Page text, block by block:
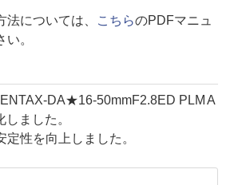
については、 こちらのPDFマニュ
。
DA★16-50mmF2.8ED PLM A
ました。
定性を向上しました。